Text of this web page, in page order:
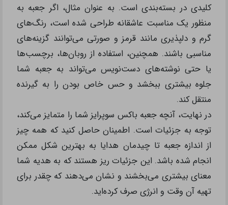
کلیدی در بسته‌بندی است. به عنوان مثال، اگر جعبه به
منظور یک مناسبت عاشقانه طراحی شده است، رنگ‌های
گرم و دلپذیری مانند قرمز و صورتی می‌توانند گزینه‌های
مناسبی باشند. همچنین، استفاده از روبان‌ها، برچسب‌ها
یا حتی نوشته‌های دست‌نویس می‌تواند به جعبه شما
جلوه بیشتری ببخشد و حس خاص بودن را به گیرنده
منتقل کند.
در نهایت، آنچه جعبه باکس سوپرایز شما را متمایز می‌کند،
توجه به جزئیات است. اطمینان حاصل کنید که همه چیز
از اندازه جعبه تا چیدمان هدایا به بهترین شکل ممکن
انجام شده باشد. این جزئیات ریز هستند که به هدیه شما
معنای بیشتری می‌بخشند و نشان می‌دهند که چقدر برای
تهیه آن وقت و انرژی صرف کرده‌اید.